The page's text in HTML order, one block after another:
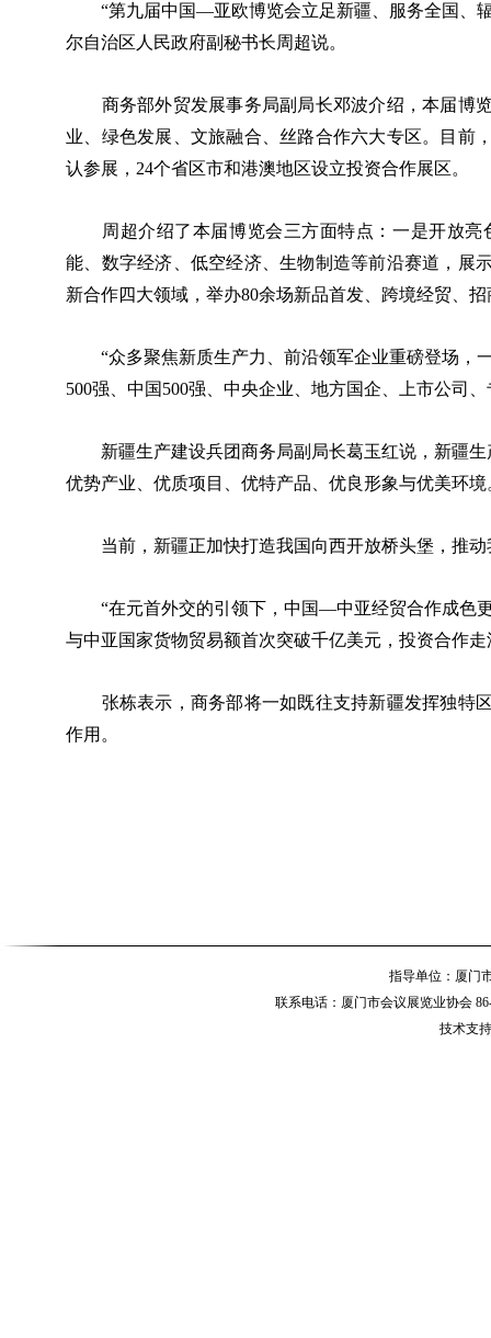
“第九届中国—亚欧博览会立足新疆、服务全国、辐
尔自治区人民政府副秘书长周超说。
商务部外贸发展事务局副局长邓波介绍，本届博览
业、绿色发展、文旅融合、丝路合作六大专区。目前
认参展，24个省区市和港澳地区设立投资合作展区。
周超介绍了本届博览会三方面特点：一是开放亮
能、数字经济、低空经济、生物制造等前沿赛道，展
新合作四大领域，举办80余场新品首发、跨境经贸、
“众多聚焦新质生产力、前沿领军企业重磅登场，
500强、中国500强、中央企业、地方国企、上市公司
新疆生产建设兵团商务局副局长葛玉红说，新疆生
优势产业、优质项目、优特产品、优良形象与优美环
当前，新疆正加快打造我国向西开放桥头堡，推动
“在元首外交的引领下，中国—中亚经贸合作成色更
与中亚国家货物贸易额首次突破千亿美元，投资合作
张栋表示，商务部将一如既往支持新疆发挥独特
作用。
指导单位：厦
联系电话：厦门市会议展览业协会
技术支